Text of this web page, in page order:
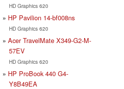
HD Graphics 620
HP Pavilion 14-bf008ns
HD Graphics 620
Acer TravelMate X349-G2-M-
57EV
HD Graphics 620
HP ProBook 440 G4-
Y8B49EA